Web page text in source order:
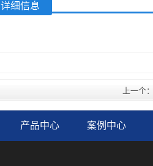
详细信息
上一个：
产品中心 案例中心